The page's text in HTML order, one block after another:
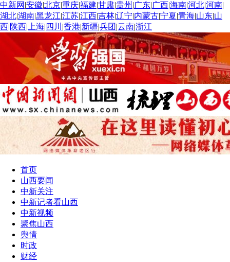
中新网 |安徽|北京|重庆|福建|甘肃|贵州 |广东|广西|海南|河北|河南|
湖北|湖南|黑龙江|江苏|江西|吉林|辽宁|内蒙古|宁夏|青海|山东|山
西|陕西| 上海| 四川 |香港|新疆|兵团 |云南|浙江
首页
山西要闻
中新关注
中新记者看山西
中新视频
聚焦山西
舆情
时政
财经